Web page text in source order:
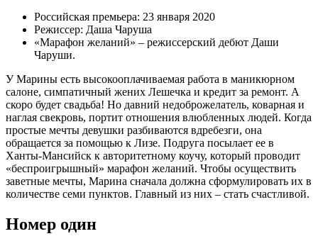
Российская премьера: 23 января 2020
Режиссер: Даша Чаруша
«Марафон желаний» – режиссерский дебют Даши
Чаруши.
У Марины есть высокооплачиваемая работа в маникюрном
салоне, симпатичный жених Лешечка и кредит за ремонт. А
скоро будет свадьба! Но давний недоброжелатель, коварная и
наглая свекровь, портит отношения влюбленных людей. Когда
простые мечты девушки разбиваются вдребезги, она
обращается за помощью к Лизе. Подруга посылает ее в
Ханты-Мансийск к авторитетному коучу, который проводит
«беспроигрышный» марафон желаний. Чтобы осуществить
заветные мечты, Марина сначала должна сформулировать их в
количестве семи пунктов. Главный из них – стать счастливой.
Номер один